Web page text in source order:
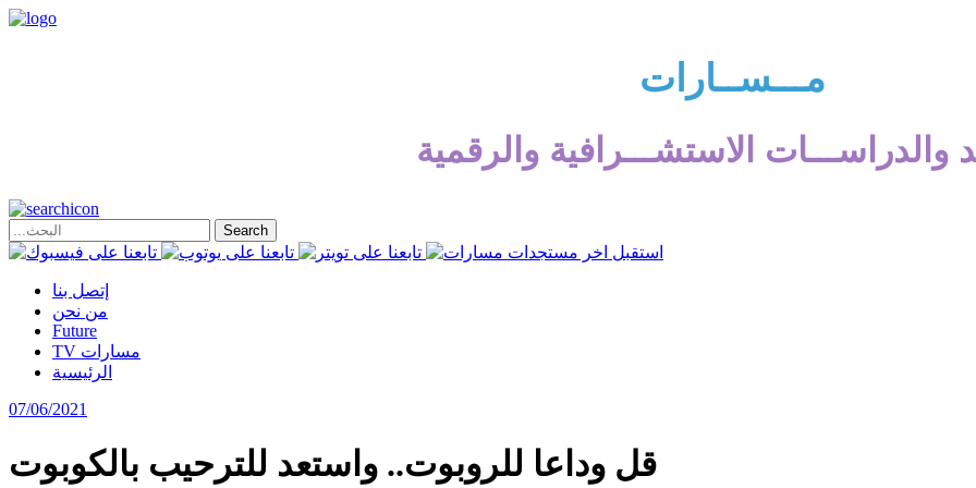
مـــســارات
والدراســـات الاستشـــرافية والرقمية
إتصل بنا
من نحن
Future
TV مسارات
الرئيسية
07/06/2021
قل وداعا للروبوت.. واستعد للترحيب بالكوبوت